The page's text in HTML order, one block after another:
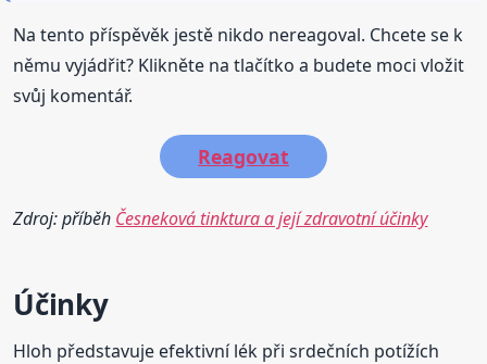
Na tento příspěvěk jestě nikdo nereagoval. Chcete se k
němu vyjádřit? Klikněte na tlačítko a budete moci vložit
svůj komentář.
Reagovat
Zdroj: příběh Česneková tinktura a její zdravotní účinky
Účinky
Hloh představuje efektivní lék při srdečních potížích